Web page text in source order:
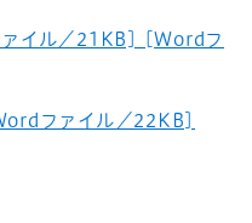
イル／21KB] [Wordフ
ファイル／22KB]